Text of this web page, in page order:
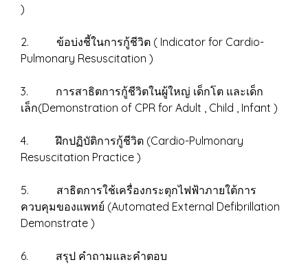
)
2. ข้อบ่งชี้ในการกู้ชีวิต ( Indicator for Cardio-
Pulmonary Resuscitation )
3. การสาธิตการกู้ชีวิตในผู้ใหญ่ เด็กโต และเด็ก
เล็ก(Demonstration of CPR for Adult , Child , Infant )
4. ฝึกปฏิบัติการกู้ชีวิต (Cardio-Pulmonary
Resuscitation Practice )
5. สาธิตการใช้เครื่องกระตุกไฟฟ้าภายใต้การ
ควบคุมของแพทย์ (Automated External Defibrillation
Demonstrate )
6. สรุป คำถามและคำตอบ